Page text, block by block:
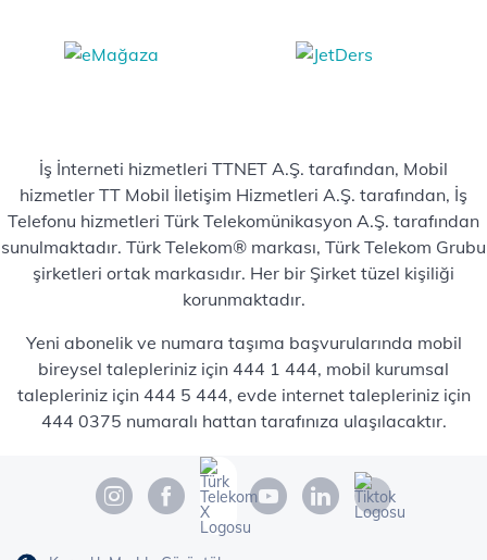
İş İnterneti hizmetleri TTNET A.Ş. tarafından, Mobil
hizmetler TT Mobil İletişim Hizmetleri A.Ş. tarafından, İş
Telefonu hizmetleri Türk Telekomünikasyon A.Ş. tarafından
sunulmaktadır. Türk Telekom® markası, Türk Telekom Grubu
şirketleri ortak markasıdır. Her bir Şirket tüzel kişiliği
korunmaktadır.
Yeni abonelik ve numara taşıma başvurularında mobil
bireysel talepleriniz için 444 1 444, mobil kurumsal
talepleriniz için 444 5 444, evde internet talepleriniz için
444 0375 numaralı hattan tarafınıza ulaşılacaktır.